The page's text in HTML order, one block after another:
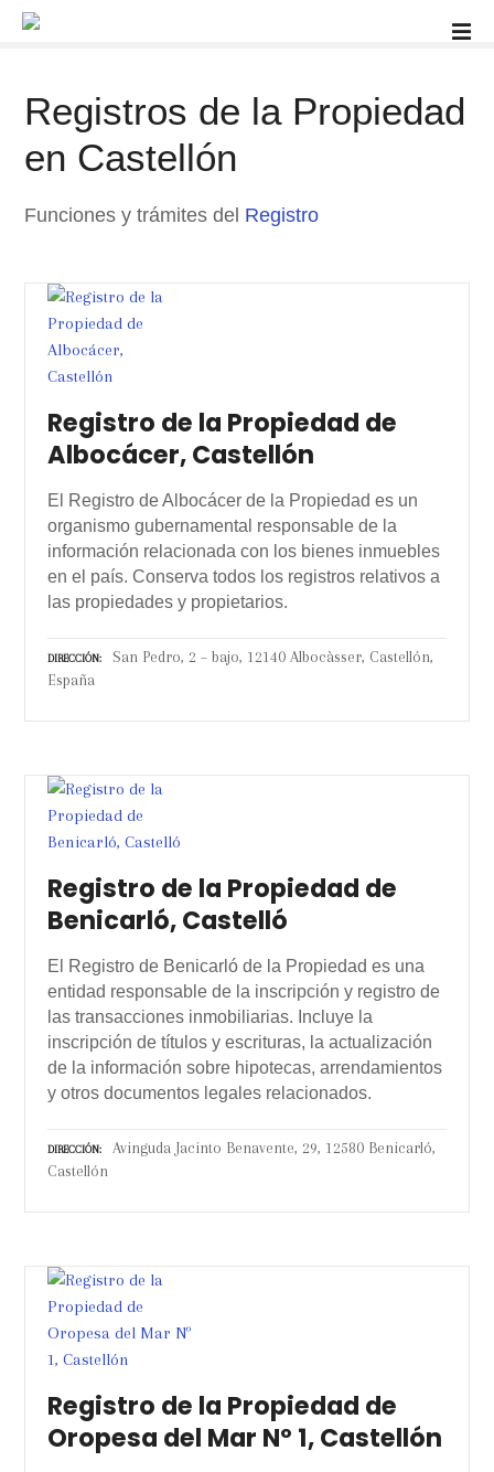
Registros de la Propiedad
en Castellón
Funciones y trámites del Registro
Registro de la Propiedad de
Albocácer, Castellón
El Registro de Albocácer de la Propiedad es un
organismo gubernamental responsable de la
información relacionada con los bienes inmuebles
en el país. Conserva todos los registros relativos a
las propiedades y propietarios.
DIRECCIÓN
San Pedro, 2 – bajo, 12140 Albocàsser, Castellón,
España
Registro de la Propiedad de
Benicarló, Castelló
El Registro de Benicarló de la Propiedad es una
entidad responsable de la inscripción y registro de
las transacciones inmobiliarias. Incluye la
inscripción de títulos y escrituras, la actualización
de la información sobre hipotecas, arrendamientos
y otros documentos legales relacionados.
DIRECCIÓN
Avinguda Jacinto Benavente, 29, 12580 Benicarló,
Castellón
Registro de la Propiedad de
Oropesa del Mar Nº 1, Castellón